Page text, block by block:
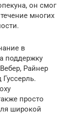
он смог
многих
в
поддержку
Райнер
просто
широкой